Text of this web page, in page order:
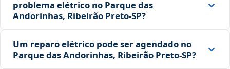
problema elétrico no Parque das
Andorinhas, Ribeirão Preto‑SP?
Um reparo elétrico pode ser agendado no
Parque das Andorinhas, Ribeirão Preto‑SP?